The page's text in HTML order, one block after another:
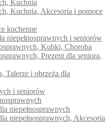
Kuchnia
Kuchnia, Akcesoria i pomoce
kuchenne
niepełnosprawnych i seniorów
Kubki, Choroba
Prezent dla seniora,
Talerze i obrzeża dla
i seniorów
niepełnosprawnych
niepełnosprawnych, Akcesoria